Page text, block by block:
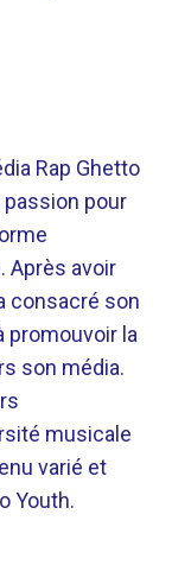
Rap Ghetto
pour
Après avoir
consacré son
promouvoir la
son média.
musicale
varié et
Youth.